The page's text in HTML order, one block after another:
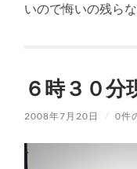
いので悔いの残ら
６時３０分
2008年7月20日 / 0件